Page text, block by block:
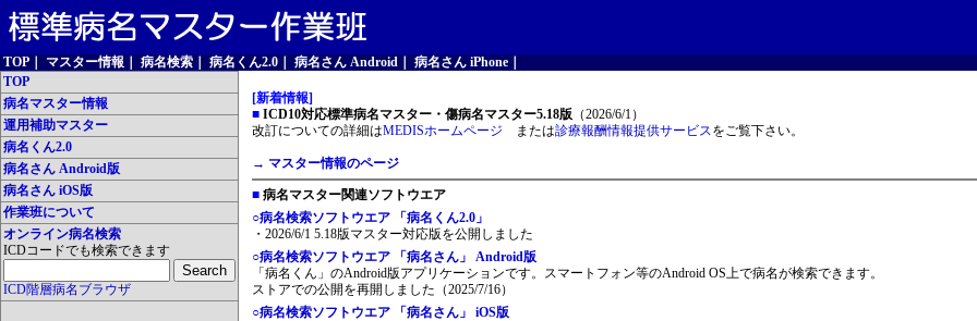
TOP マスター情報 病名検索 病名くん2.0 病名さん Android 病名さん iPhone
TOP
病名マスター情報
運用補助マスター
病名くん2.0
病名さん Android版
病名さん iOS版
作業班について
オンライン病名検索
ICDコードでも検索できます
ICD階層病名ブラウザ
[新着情報]
■ ICD10対応標準病名マスター・傷病名マスター5.18版 （2026/6/1）
改訂についての詳細はMEDISホームページ または診療報酬情報提供サービスをご覧下さい。
→ マスター情報のページ
■ 病名マスター関連ソフトウエア
○病名検索ソフトウエア 「病名くん2.0」
・2026/6/1 5.18版マスター対応版を公開しました
○病名検索ソフトウエア 「病名さん」 Android版
「病名くん」のAndroid版アプリケーションです。スマートフォン等のAndroid OS上で病名が検索できます。
ストアでの公開を再開しました（2025/7/16）
○病名検索ソフトウエア 「病名さん」 iOS版